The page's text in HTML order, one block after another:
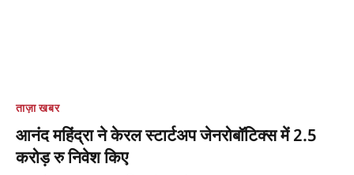
ताज़ा खबर
आनंद महिंद्रा ने केरल स्टार्टअप जेनरोबॉटिक्स में 2.5
करोड़ रु निवेश किए